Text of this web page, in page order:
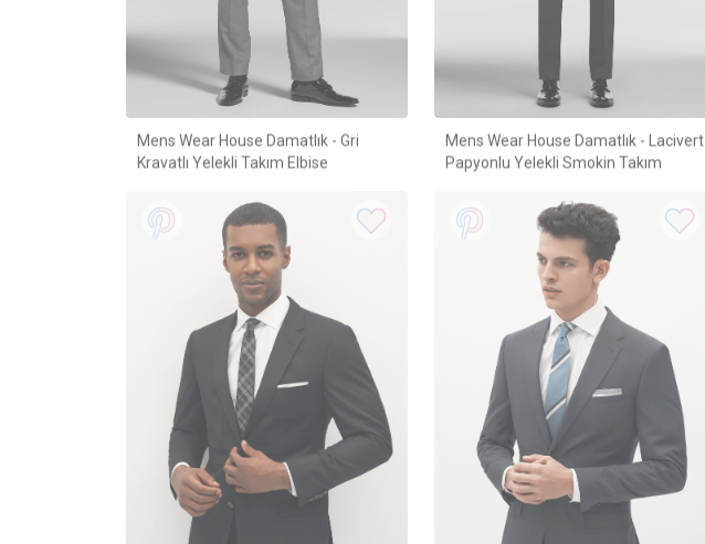
Mens Wear House Damatlık - Gri
Kravatlı Yelekli Takım Elbise
Mens Wear House Damatlık - Lacivert
Papyonlu Yelekli Smokin Takım